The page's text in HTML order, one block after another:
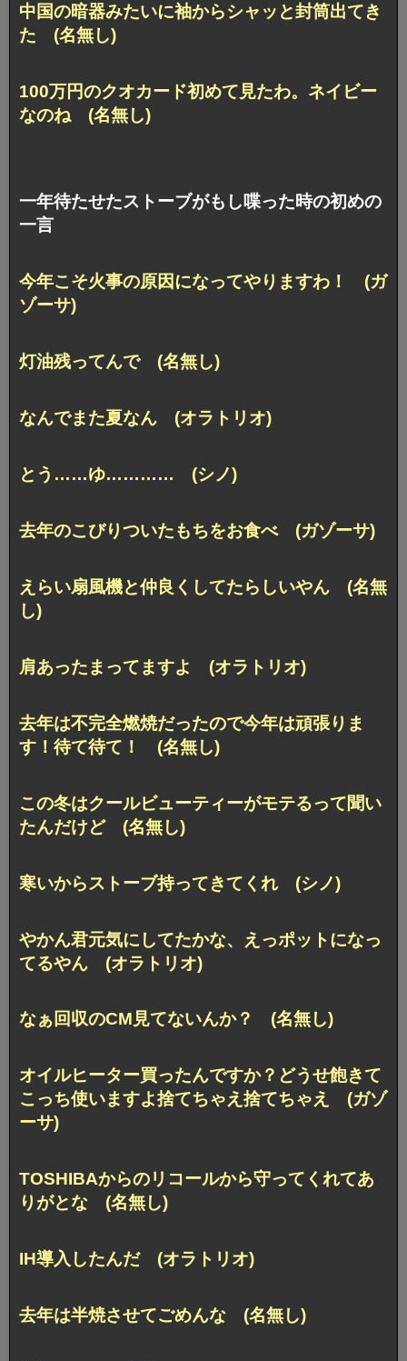
中国の暗器みたいに袖からシャッと封筒出てき
た (名無し)
100万円のクオカード初めて見たわ。ネイビー
なのね (名無し)
一年待たせたストーブがもし喋った時の初めの
一言
今年こそ火事の原因になってやりますわ！ (ガ
ゾーサ)
灯油残ってんで (名無し)
なんでまた夏なん (オラトリオ)
とう……ゆ………… (シノ)
去年のこびりついたもちをお食べ (ガゾーサ)
えらい扇風機と仲良くしてたらしいやん (名無
し)
肩あったまってますよ (オラトリオ)
去年は不完全燃焼だったので今年は頑張りま
す！待て待て！ (名無し)
この冬はクールビューティーがモテるって聞い
たんだけど (名無し)
寒いからストーブ持ってきてくれ (シノ)
やかん君元気にしてたかな、えっポットになっ
てるやん (オラトリオ)
なぁ回収のCM見てないんか？ (名無し)
オイルヒーター買ったんですか？どうせ飽きて
こっち使いますよ捨てちゃえ捨てちゃえ (ガゾ
ーサ)
TOSHIBAからのリコールから守ってくれてあ
りがとな (名無し)
IH導入したんだ (オラトリオ)
去年は半焼させてごめんな (名無し)